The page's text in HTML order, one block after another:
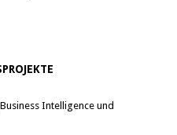
Intelligence und